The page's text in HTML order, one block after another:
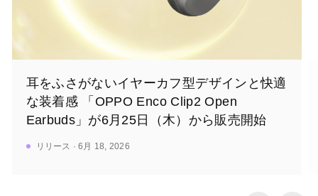
耳をふさがないイヤーカフ型デザインと快適
な装着感 「OPPO Enco Clip2 Open
Earbuds」が6月25日（木）から販売開始
リリース · 6月 18, 2026